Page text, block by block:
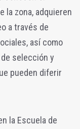
la zona, adquieren
a través de
así como
selección y
pueden diferir
la Escuela de